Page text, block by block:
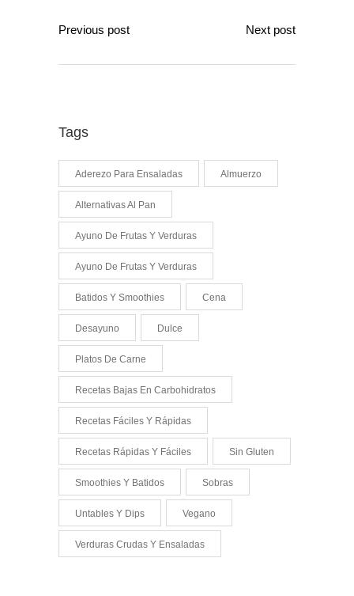
Previous post Next post
Tags
Aderezo Para Ensaladas Almuerzo
Alternativas Al Pan
Ayuno De Frutas Y Verduras
Ayuno De Frutas Y Verduras
Batidos Y Smoothies Cena
Desayuno Dulce
Platos De Carne
Recetas Bajas En Carbohidratos
Recetas Fáciles Y Rápidas
Recetas Rápidas Y Fáciles Sin Gluten
Smoothies Y Batidos Sobras
Untables Y Dips Vegano
Verduras Crudas Y Ensaladas